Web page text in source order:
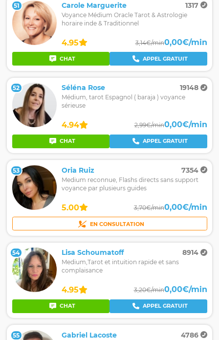
51 Carole Marguerite 1317
Voyance Médium Oracle Tarot & Astrologie
horaire inde & Traditionnel
4.95 3,14€/min0,00€/min
CHAT APPEL GRATUIT
52 Séléna Rose 19148
Médium, tarot Espagnol ( baraja ) voyance
sérieuse
4.94 2,99€/min0,00€/min
CHAT APPEL GRATUIT
53 Oria Ruiz 7354
Medium reconnue, Flashs directs sans support
voyance par plusieurs guides
5.00 3,70€/min0,00€/min
EN CONSULTATION
54 Lisa Schoumatoff 8914
Medium,Tarot et intuition rapide et sans
complaisance
4.95 3,20€/min0,00€/min
CHAT APPEL GRATUIT
55 Gabriel Lacoste 4786